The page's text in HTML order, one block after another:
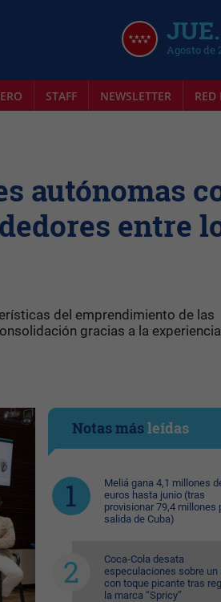
Agosto de
STAFF NEWSLETTER RED
autónomas
entre
del emprendimiento de las
gracias a la experiencia
Notas másleídas
Meliá gana 4,1 millones
euros hasta junio (tras
provisionar 79,4 millones
salida de Cuba)
Coca-Cola desata
especulaciones sobre un
con toque picante tras
la marca “Spricy”